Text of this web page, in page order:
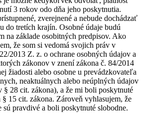
3 rokov odo dňa jeho poskytnutia.
zverejnené a nebude dochádzať
do tretích krajín. Osobné údaje budú
na základe osobitných predpisov. Ako
že som si vedomá svojich práv v
2013 Z. z. o ochrane osobných údajov a
zákonov v znení zákona č. 84/2014
žiadosti alebo osobne u prevádzkovateľa
neaktuálnych alebo neúplných údajov
§ 28 cit. zákona), a že mi boli poskytnuté
15 cit. zákona. Zároveň vyhlasujem, že
sú pravdivé a boli poskytnuté slobodne.